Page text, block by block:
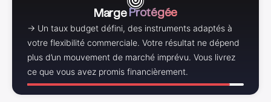
Marge Protégée
→ Un taux budget défini, des instruments adaptés à
votre flexibilité commerciale. Votre résultat ne dépend
plus d’un mouvement de marché imprévu. Vous livrez
ce que vous avez promis financièrement.